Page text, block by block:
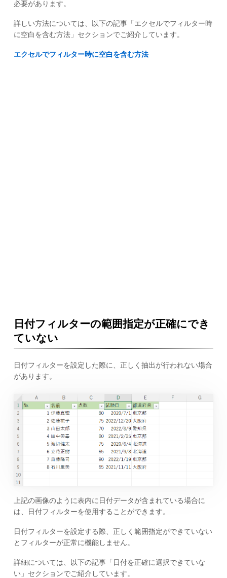
必要があります。
詳しい方法については、以下の記事「エクセルでフィルター時
に空白を含む方法」セクションでご紹介しています。
エクセルでフィルター時に空白を含む方法
日付フィルターの範囲指定が正確にでき
ていない
日付フィルターを設定した際に、正しく抽出が行われない場合
があります。
上記の画像のように表内に日付データが含まれている場合に
は、日付フィルターを使用することができます。
日付フィルターを設定する際、正しく範囲指定ができていない
とフィルターが正常に機能しません。
詳細については、以下の記事「日付を正確に選択できていな
い」セクションでご紹介しています。